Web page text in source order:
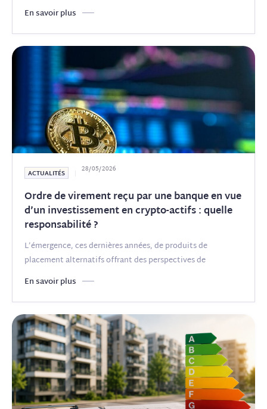
En savoir plus
ACTUALITÉS 28/05/2026
Ordre de virement reçu par une banque en vue
d’un investissement en crypto-actifs : quelle
responsabilité ?
L’émergence, ces dernières années, de produits de
placement alternatifs offrant des perspectives de
rendement élevées
En savoir plus